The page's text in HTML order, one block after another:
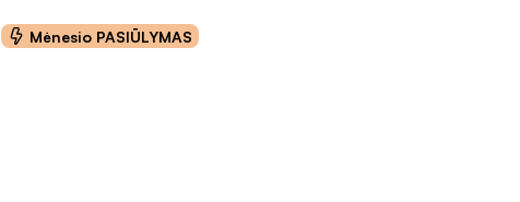
Mėnesio PASIŪLYMAS